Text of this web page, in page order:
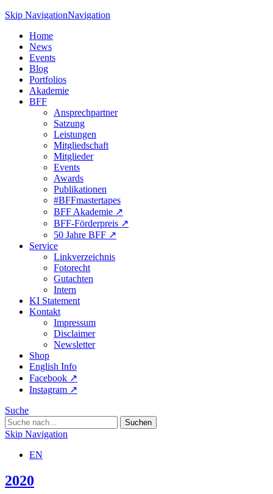
Skip NavigationNavigation
Home
News
Events
Blog
Portfolios
Akademie
BFF
Ansprechpartner
Satzung
Leistungen
Mitgliedschaft
Mitglieder
Events
Awards
Publikationen
#BFFmastertapes
BFF Akademie ↗︎
BFF-Förderpreis ↗︎
50 Jahre BFF ↗︎
Service
Linkverzeichnis
Fotorecht
Gutachten
Intern
KI Statement
Kontakt
Impressum
Disclaimer
Newsletter
Shop
English Info
Facebook ↗︎
Instagram ↗︎
Suche
Skip Navigation
EN
2020